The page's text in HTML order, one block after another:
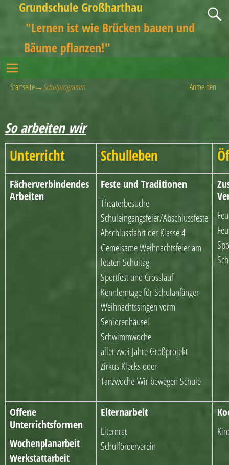
Grundschule Großharthau
"Lernen ist wie Brücken bauen und
Bäume pflanzen!"
Startseite→Schulprogramm Anmelden
So arbeiten wir
Unterricht Schulleben
Fächerverbindendes
Arbeiten
Feste und Traditionen
Theaterbesuche
Schuleingangsfeier/Abschlussfeste
Abschlussfahrt der Klasse 4
Gemeisame Weihnachtsfeier am
letzten Schultag
Sportfest und Crosslauf
Kennlerntage für Schulanfänger
Weihnachtssingen vorm
Seniorenhäusel
Schwimmwoche
aller zwei Jahre Großprojekt
Zirkus Klecks oder
Tanzwoche-Wir bewegen Schule
Offene
Unterrichtsformen
Wochenplanarbeit
Werkstattarbeit
Elternarbeit
Elternrat
Schulförderverein